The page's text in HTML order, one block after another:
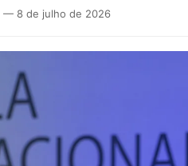
— 8 de julho de 2026